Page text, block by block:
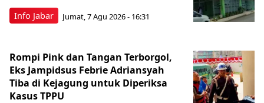
Info Jabar Jumat, 7 Agu 2026 - 16:31
Rompi Pink dan Tangan Terborgol,
Eks Jampidsus Febrie Adriansyah
Tiba di Kejagung untuk Diperiksa
Kasus TPPU